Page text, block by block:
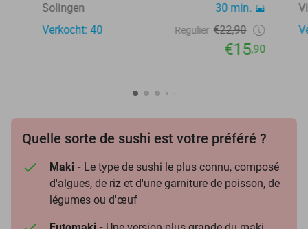
Solingen
30 min.
Verkocht: 40
Regulier €22,90
€15,90
Quelle sorte de sushi est votre préféré ?
Maki - Le type de sushi le plus connu, composé
d'algues, de riz et d'une garniture de poisson, de
légumes ou d'œuf